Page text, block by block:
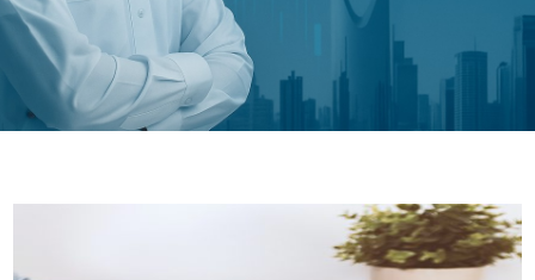
نُمكن رؤية المملكة